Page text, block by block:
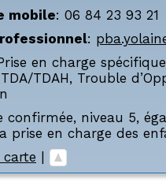
mobile: 06 84 23 93 21
:
en charge
TDA/TDAH, Trouble
confirmée, niveau 5,
prise en charge des
|